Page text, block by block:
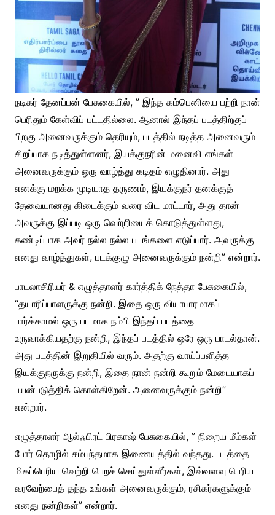
நடிகர் தேனப்பன் பேசுகையில், ” இந்த கம்பெனியை பற்றி நான்
பெரிதும் கேள்விப் பட்டதில்லை. ஆனால் இந்தப் படத்திற்குப்
பிறகு அனைவருக்கும் தெரியும், படத்தில் நடித்த அனைவரும்
சிறப்பாக நடித்துள்ளனர், இயக்குநரின் மனைவி எங்கள்
அனைவருக்கும் ஒரு வாழ்த்து கடிதம் எழுதினார். அது
எனக்கு மறக்க முடியாத தருணம், இயக்குநர் தனக்குத்
தேவையானது கிடைக்கும் வரை விட மாட்டார், அது தான்
அவருக்கு இப்படி ஒரு வெற்றியைக் கொடுத்துள்ளது,
கண்டிப்பாக அவர் நல்ல நல்ல படங்களை எடுப்பார். அவருக்கு
எனது வாழ்த்துகள், படக்குழு அனைவருக்கும் நன்றி” என்றார்.
பாடலாசிரியர் & எழுத்தாளர் கார்த்திக் நேத்தா பேசுகையில்,
”தயாரிப்பாளருக்கு நன்றி. இதை ஒரு வியாபாரமாகப்
பார்க்காமல் ஒரு படமாக நம்பி இந்தப் படத்தை
உருவாக்கியதற்கு நன்றி, இந்தப் படத்தில் ஒரே ஒரு பாடல்தான்.
அது படத்தின் இறுதியில் வரும். அதற்கு வாய்ப்பளித்த
இயக்குநருக்கு நன்றி, இதை நான் நன்றி கூறும் மேடையாகப்
பயன்படுத்திக் கொள்கிறேன். அனைவருக்கும் நன்றி”
என்றார்.
எழுத்தாளர் ஆல்ஃபிரட் பிரகாஷ் பேசுகையில், ” நிறைய மீம்கள்
போர் தொழில் சம்பந்தமாக இணையத்தில் வந்தது. படத்தை
மிகப்பெரிய வெற்றி பெறச் செய்துள்ளீர்கள், இவ்வளவு பெரிய
வரவேற்பைத் தந்த உங்கள் அனைவருக்கும், ரசிகர்களுக்கும்
எனது நன்றிகள்” என்றார்.